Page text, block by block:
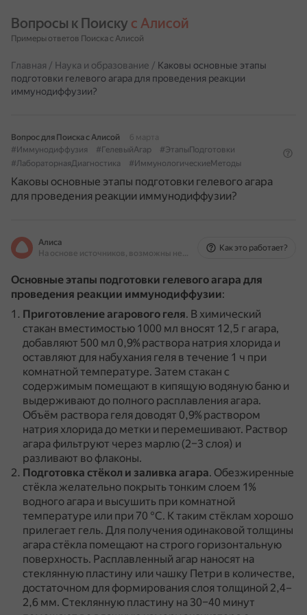
Вопросы к Поиску с Алисой
Примеры ответов Поиска с Алисой
Главная / Наука и образование / Каковы основные этапы
подготовки гелевого агара для проведения реакции
иммунодиффузии?
Вопрос для Поиска с Алисой
6 марта
#Иммунодиффузия
#ГелевыйАгар
#ЭтапыПодготовки
#ЛабораторнаяДиагностика
#ИммунологическиеМетоды
Каковы основные этапы подготовки гелевого агара
для проведения реакции иммунодиффузии?
Алиса
На основе источников, возможны неточности
Как это работает?
Основные этапы подготовки гелевого агара для
проведения реакции иммунодиффузии:
Приготовление агарового геля. В химический
стакан вместимостью 1000 мл вносят 12,5 г агара,
добавляют 500 мл 0,9% раствора натрия хлорида и
оставляют для набухания геля в течение 1 ч при
комнатной температуре. Затем стакан с
содержимым помещают в кипящую водяную баню и
выдерживают до полного расплавления агара.
Объём раствора геля доводят 0,9% раствором
натрия хлорида до метки и перемешивают. Раствор
агара фильтруют через марлю (2–3 слоя) и
разливают во флаконы.
Подготовка стёкол и заливка агара. Обезжиренные
стёкла желательно покрыть тонким слоем 1%
водного агара и высушить при комнатной
температуре или при 70 °С. К таким стёклам хорошо
прилегает гель. Для получения одинаковой толщины
агара стёкла помещают на строго горизонтальную
поверхность. Расплавленный агар наносят на
стеклянную пластину или чашку Петри в количестве,
достаточном для формирования слоя толщиной 2,4–
2,6 мм. Стеклянную пластину на 30–40 минут